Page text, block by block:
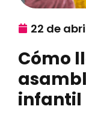
22 de
Cómo
infantil